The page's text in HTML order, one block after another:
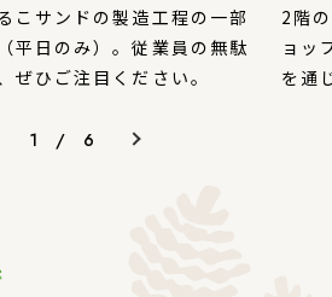
こサンドの製造工程の一部
平日のみ）。従業員の無駄
ぜひご注目ください。
2階
ョッ
を 通
1 / 6